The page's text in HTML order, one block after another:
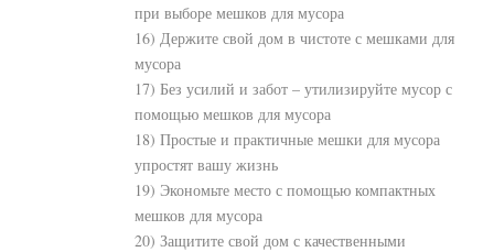
при выборе мешков для мусора
16) Держите свой дом в чистоте с мешками для
мусора
17) Без усилий и забот – утилизируйте мусор с
помощью мешков для мусора
18) Простые и практичные мешки для мусора
упростят вашу жизнь
19) Экономьте место с помощью компактных
мешков для мусора
20) Защитите свой дом с качественными